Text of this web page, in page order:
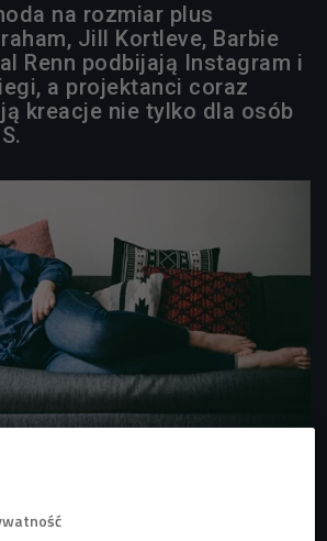
na rozmiar plus
Jill Kortleve, Barbie
Renn podbijają Instagram i
a projektanci coraz
kreacje nie tylko dla osób
Grigoryeva/Shutterstock.com